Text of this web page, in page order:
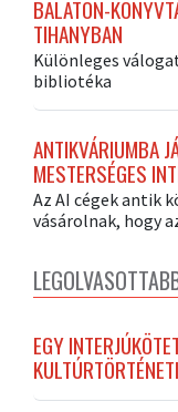
BALATON-
TIHANYBAN
Különleges
bibliotéka
ANTIKVÁRIUMBA
MESTERSÉGES
Az AI cégek antik
vásárolnak, hogy
EGY